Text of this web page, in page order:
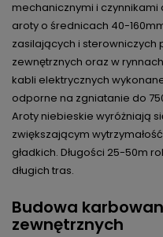
mechanicznymi i
aroty o średnicach 40-
zasilających i sterowniczych
zewnętrznych oraz w
kabli elektrycznych
odporne na zgniatanie do
Aroty niebieskie wyróżniają
zwiększającym
gładkich. Długości 25-50m
długich tras.
Budowa
zewnętrznych